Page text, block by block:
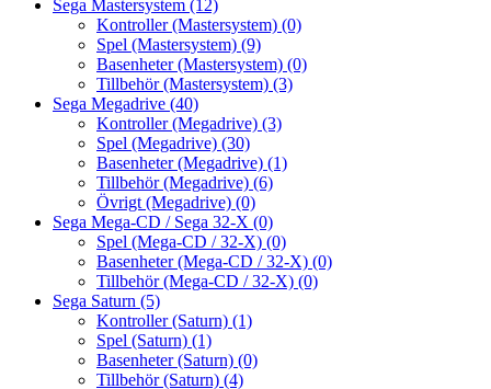
Sega Mastersystem (12)
Kontroller (Mastersystem) (0)
Spel (Mastersystem) (9)
Basenheter (Mastersystem) (0)
Tillbehör (Mastersystem) (3)
Sega Megadrive (40)
Kontroller (Megadrive) (3)
Spel (Megadrive) (30)
Basenheter (Megadrive) (1)
Tillbehör (Megadrive) (6)
Övrigt (Megadrive) (0)
Sega Mega-CD / Sega 32-X (0)
Spel (Mega-CD / 32-X) (0)
Basenheter (Mega-CD / 32-X) (0)
Tillbehör (Mega-CD / 32-X) (0)
Sega Saturn (5)
Kontroller (Saturn) (1)
Spel (Saturn) (1)
Basenheter (Saturn) (0)
Tillbehör (Saturn) (4)